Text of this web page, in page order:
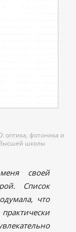
оптика, фотоника и
Высшей школы
своей
Список
что